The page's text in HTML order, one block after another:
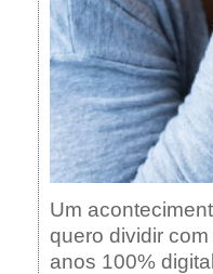
Um
quero dividir
anos 100%